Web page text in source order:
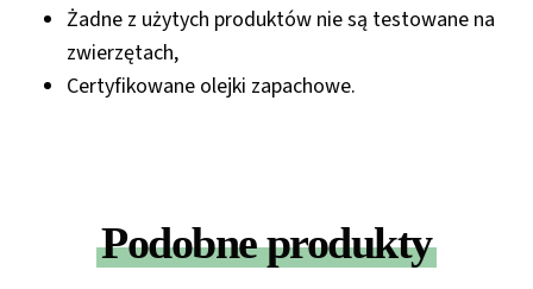
Żadne z użytych produktów nie są testowane na
zwierzętach,
Certyfikowane olejki zapachowe.
Podobne produkty